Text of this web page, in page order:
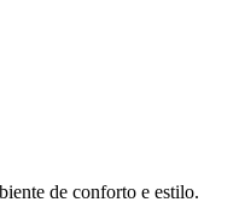
de conforto e estilo.